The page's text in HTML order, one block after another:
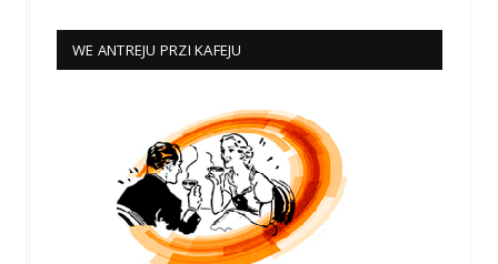
WE ANTREJU PRZI KAFEJU